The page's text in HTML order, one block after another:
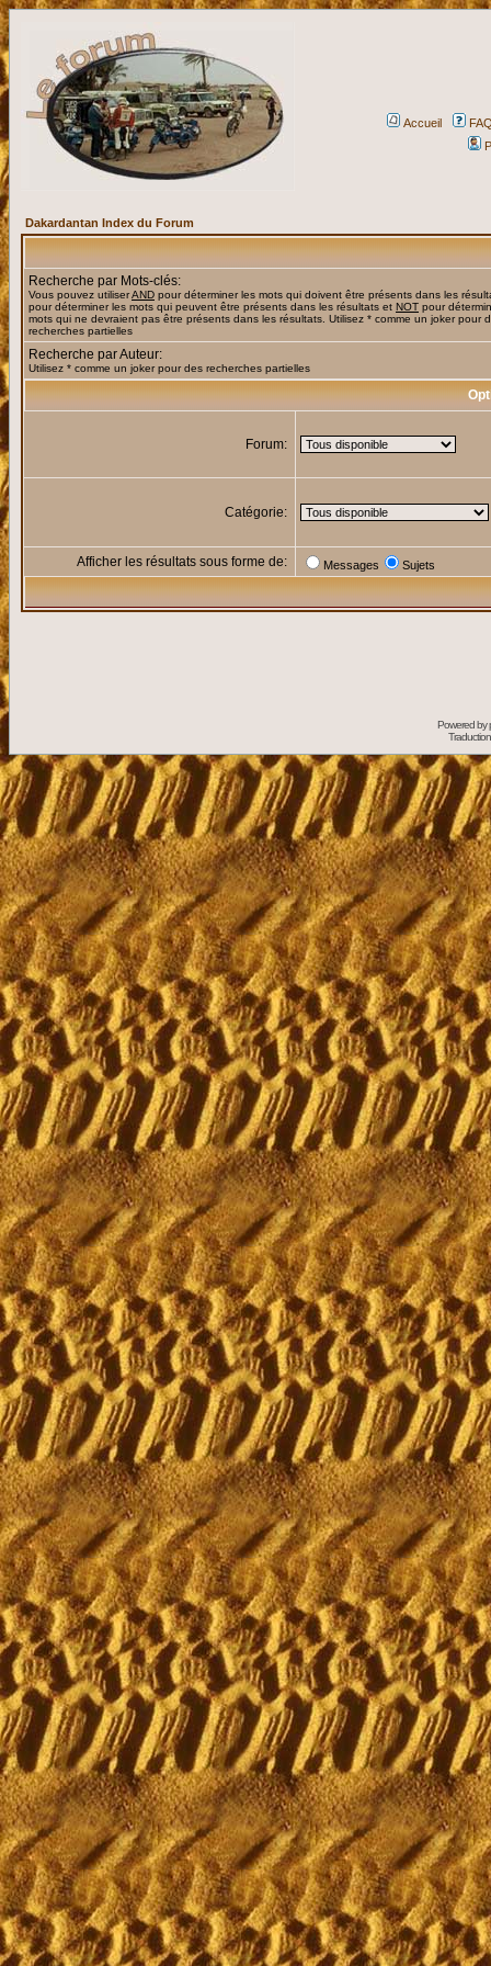
Accueil
Dakardantan Index du Forum
Recherche par Mots-clés:
Vous pouvez utiliserAND pour déterminer les mots qui doivent être présents dans les
pour déterminer les mots qui peuvent être présents dans les résultats et NOT pour
mots qui ne devraient pas être présents dans les résultats. Utilisez * comme un joker pour
recherches partielles
Recherche par Auteur:
Utilisez * comme un joker pour des recherches partielles
Forum:
Catégorie:
Afficher les résultats sous forme de: Messages Sujets
Powered by